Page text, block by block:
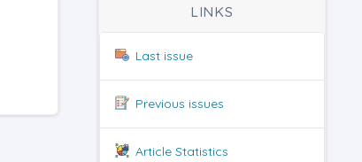
LINKS
Last issue
Previous issues
Article Statistics